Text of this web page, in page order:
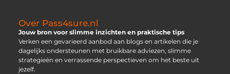
Over Pass4sure.nl
Jouw bron voor slimme inzichten en praktische tips
Verken een gevarieerd aanbod aan blogs en artikelen die je
dagelijks ondersteunen met bruikbare adviezen, slimme
strategieën en verrassende perspectieven om het beste uit
jezelf.